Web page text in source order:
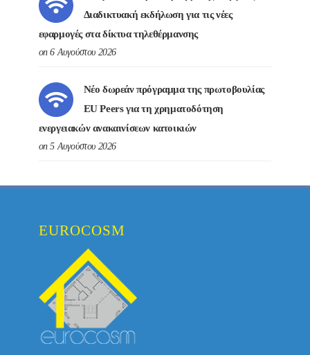
Διαδικτυακή εκδήλωση για τις νέες
εφαρμογές στα δίκτυα τηλεθέρμανσης
on 6 Αυγούστου 2026
Νέο δωρεάν πρόγραμμα της πρωτοβουλίας
EU Peers για τη χρηματοδότηση
ενεργειακών ανακαινίσεων κατοικιών
on 5 Αυγούστου 2026
EUROCOSM